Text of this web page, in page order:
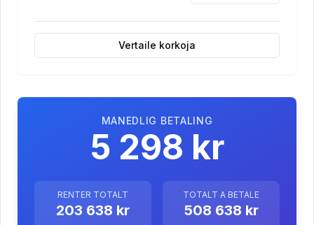
Vertaile korkoja
MANEDLIG BETALING
5 298 kr
RENTER TOTALT
203 638 kr
TOTALT A BETALE
508 638 kr